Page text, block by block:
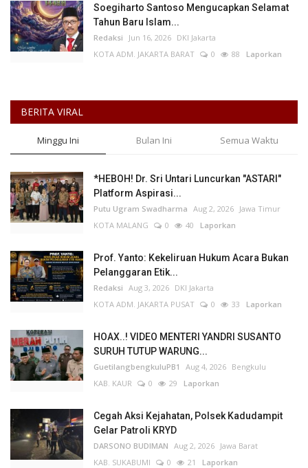
Soegiharto Santoso Mengucapkan Selamat
Tahun Baru Islam...
Redaksi Jun 16, 2026 DKI Jakarta
KOTA ADM. JAKARTA BARAT
0 88 Laporkan
BERITA VIRAL
Minggu Ini Bulan Ini Semua Waktu
*HEBOH! Dr. Sri Untari Luncurkan "ASTARI"
Platform Aspirasi...
Putu Ugram Swadharma Aug 2, 2026 Jawa Timur
KOTA MALANG
0 40 Laporkan
Prof. Yanto: Kekeliruan Hukum Acara Bukan
Pelanggaran Etik...
Redaksi Aug 3, 2026 DKI Jakarta
KOTA ADM. JAKARTA PUSAT
0 33 Laporkan
HOAX..! VIDEO MENTERI YANDRI SUSANTO
SURUH TUTUP WARUNG...
GuetilangbengkuluPB1 Aug 4, 2026 Bengkulu
KAB. KAUR
0 29 Laporkan
Cegah Aksi Kejahatan, Polsek Kadudampit
Gelar Patroli KRYD
DARSONO BUDIMAN Aug 2, 2026 Jawa Barat
KAB. SUKABUMI
0 21 Laporkan